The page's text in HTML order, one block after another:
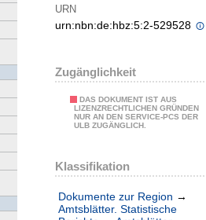
URN
urn:nbn:de:hbz:5:2-529528
Zugänglichkeit
DAS DOKUMENT IST AUS
LIZENZRECHTLICHEN GRÜNDEN
NUR AN DEN SERVICE-PCS DER
ULB ZUGÄNGLICH.
Klassifikation
Dokumente zur Region →
Amtsblätter. Statistische